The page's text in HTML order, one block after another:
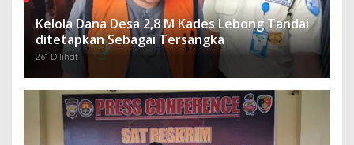
Kelola Dana Desa 2,8 M Kades Lebong Tandai
ditetapkan Sebagai Tersangka
261 Dilihat